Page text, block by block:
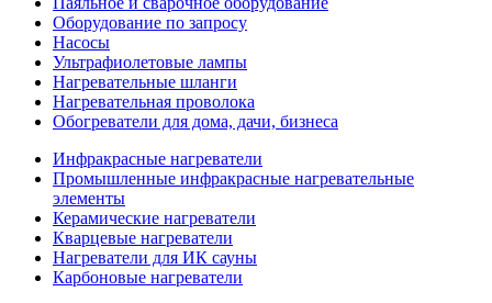
Оборудование по запросу
Насосы
Ультрафиолетовые лампы
Нагревательные шланги
Нагревательная проволока
Обогреватели для дома, дачи, бизнеса
Инфракрасные нагреватели
Промышленные инфракрасные нагревательные
элементы
Керамические нагреватели
Кварцевые нагреватели
Нагреватели для ИК сауны
Карбоновые нагреватели